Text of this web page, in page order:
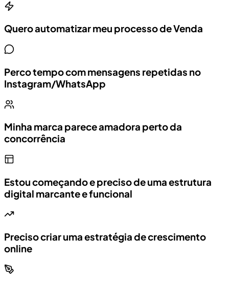
Quero automatizar meu processo de Venda
Perco tempo com mensagens repetidas no
Instagram/WhatsApp
Minha marca parece amadora perto da
concorrência
Estou começando e preciso de uma estrutura
digital marcante e funcional
Preciso criar uma estratégia de crescimento
online